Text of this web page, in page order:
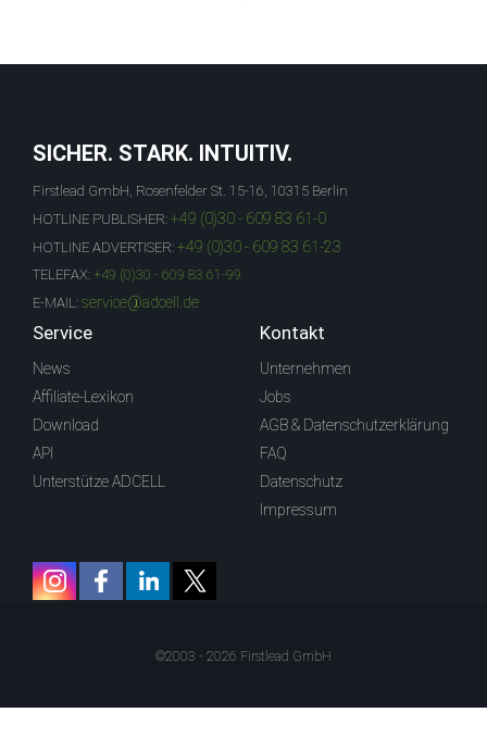
SICHER. STARK. INTUITIV.
Firstlead GmbH, Rosenfelder St. 15-16, 10315 Berlin
HOTLINE PUBLISHER: +49 (0)30 - 609 83 61-0
HOTLINE ADVERTISER: +49 (0)30 - 609 83 61-23
TELEFAX: +49 (0)30 - 609 83 61-99
E-MAIL: service@adcell.de
Service
News
Affiliate-Lexikon
Download
API
Unterstütze ADCELL
Kontakt
Unternehmen
Jobs
AGB & Datenschutzerklärung
FAQ
Datenschutz
Impressum
©2003 - 2026 Firstlead GmbH